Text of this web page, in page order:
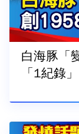
白海豚「
「1紀錄